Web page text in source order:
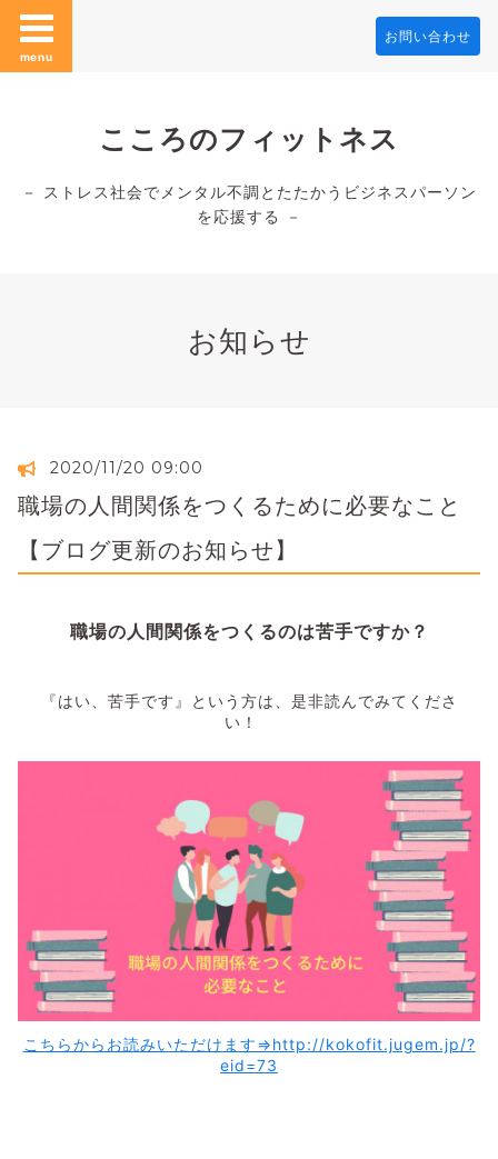
menu
お問い合わせ
こころのフィットネス
－ ストレス社会でメンタル不調とたたかうビジネスパーソン
を応援する －
お知らせ
2020/11/20 09:00
職場の人間関係をつくるために必要なこと
【ブログ更新のお知らせ】
職場の人間関係をつくるのは苦手ですか？
『はい、苦手です』という方は、是非読んでみてくださ
い！
こちらからお読みいただけます⇒http://kokofit.jugem.jp/?
eid=73